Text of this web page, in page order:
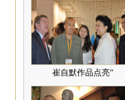
崔自默作品点亮“